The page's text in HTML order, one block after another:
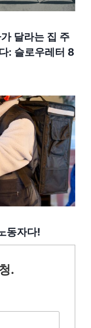
달라는 집 주
: 슬로우레터 8
동자다!
.